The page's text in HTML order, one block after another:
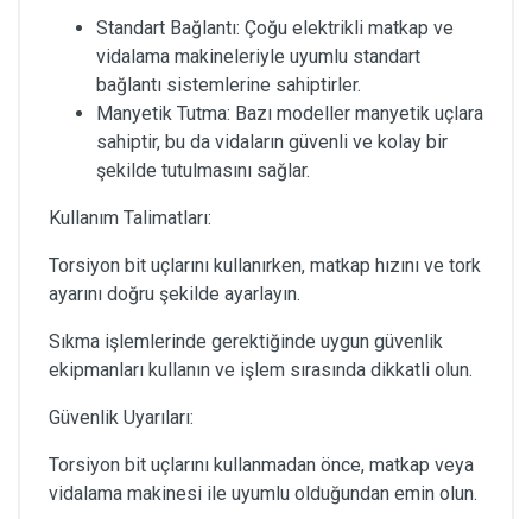
Standart Bağlantı: Çoğu elektrikli matkap ve
vidalama makineleriyle uyumlu standart
bağlantı sistemlerine sahiptirler.
Manyetik Tutma: Bazı modeller manyetik uçlara
sahiptir, bu da vidaların güvenli ve kolay bir
şekilde tutulmasını sağlar.
Kullanım Talimatları:
Torsiyon bit uçlarını kullanırken, matkap hızını ve tork
ayarını doğru şekilde ayarlayın.
Sıkma işlemlerinde gerektiğinde uygun güvenlik
ekipmanları kullanın ve işlem sırasında dikkatli olun.
Güvenlik Uyarıları:
Torsiyon bit uçlarını kullanmadan önce, matkap veya
vidalama makinesi ile uyumlu olduğundan emin olun.